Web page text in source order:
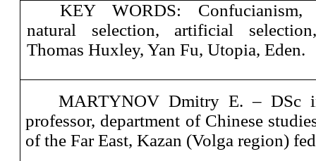
KEY WORDS:
natural selection, artificial
Thomas Huxley, Yan Fu, Utopia, Eden.
MARTYNOV Dmitry E. ‒ DSc
professor, department of Chinese
of the Far East, Kazan (Volga region)